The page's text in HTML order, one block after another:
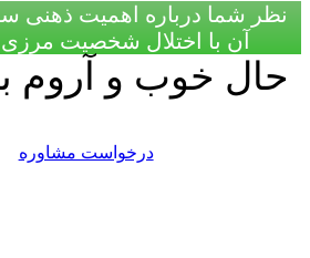
نظر شما درباره اهمیت ذهنی
آن با اختلال شخصیت
حال خوب و آروم
درخواست مشاوره